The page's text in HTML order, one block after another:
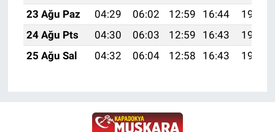
23 Ağu Paz
04:29 06:02 12:59 16:44
19:46
24 Ağu Pts
04:30 06:03 12:59 16:43
19:45
25 Ağu Sal
04:32 06:04 12:58 16:43 19:43